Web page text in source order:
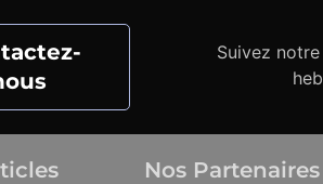
Suivez
Nos Partenaires